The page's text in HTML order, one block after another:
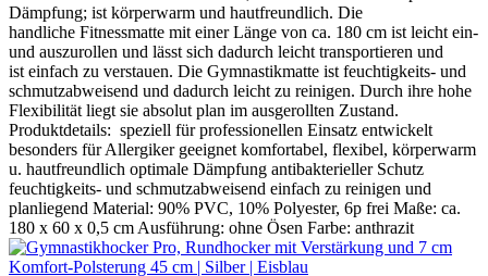
Dämpfung; ist körperwarm und hautfreundlich. Die
handliche Fitnessmatte mit einer Länge von ca. 180 cm ist leicht ein-
und auszurollen und lässt sich dadurch leicht transportieren und
ist einfach zu verstauen. Die Gymnastikmatte ist feuchtigkeits- und
schmutzabweisend und dadurch leicht zu reinigen. Durch ihre hohe
Flexibilität liegt sie absolut plan im ausgerollten Zustand.
Produktdetails: speziell für professionellen Einsatz entwickelt
besonders für Allergiker geeignet komfortabel, flexibel, körperwarm
u. hautfreundlich optimale Dämpfung antibakterieller Schutz
feuchtigkeits- und schmutzabweisend einfach zu reinigen und
planliegend Material: 90% PVC, 10% Polyester, 6p frei Maße: ca.
180 x 60 x 0,5 cm Ausführung: ohne Ösen Farbe: anthrazit